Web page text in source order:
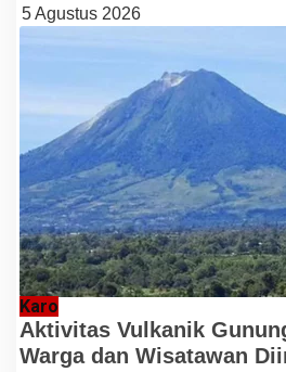
5 Agustus 2026
Karo
Aktivitas Vulkanik
Warga dan Wisatawan